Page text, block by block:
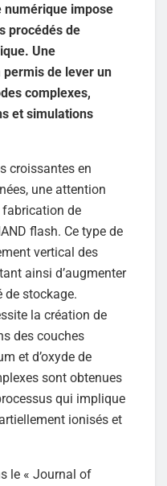
numérique impose
procédés de
Une
de lever un
complexes,
et simulations
croissantes en
une attention
fabrication de
flash. Ce type de
vertical des
ainsi d’augmenter
de stockage.
la création de
des couches
et d’oxyde de
sont obtenues
qui implique
ionisés et
le « Journal of